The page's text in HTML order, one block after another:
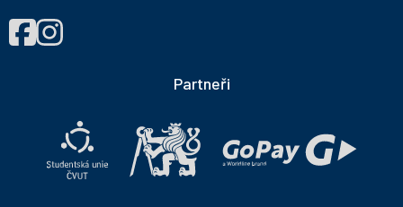
NAJDETE
NÁS
Správa
Facebooku
Správa
Instagramu
Partneři